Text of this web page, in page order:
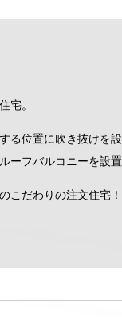
宅。
る位置に吹き抜けを
ーフバルコニーを設置
こだわりの注文住宅！